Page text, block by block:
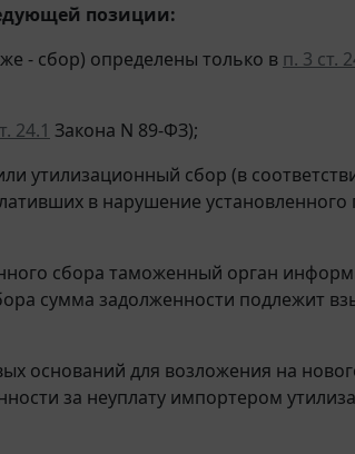
позиции:
- сбор) определены только в п. 3 ст.
24.1 Закона N 89-ФЗ);
утилизационный сбор (в
в нарушение
сбора таможенный орган
сумма задолженности подлежит
оснований для возложения на
за неуплату импортером